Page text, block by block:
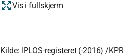
Vis i fullskjerm
Kilde: IPLOS-registeret (-2016) /KPR